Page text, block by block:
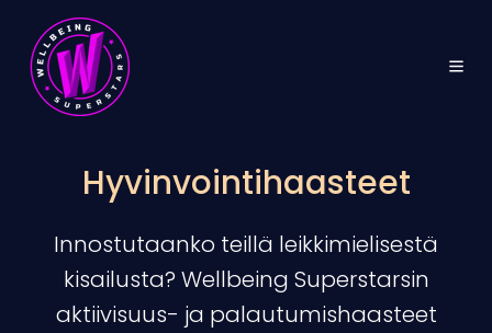
Hyvinvointihaasteet
Innostutaanko teillä leikkimielisestä
kisailusta? Wellbeing Superstarsin
aktiivisuus- ja palautumishaasteet